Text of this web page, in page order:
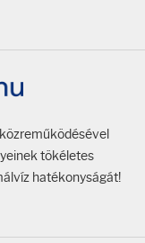
tökéletes
hatékonyságát!